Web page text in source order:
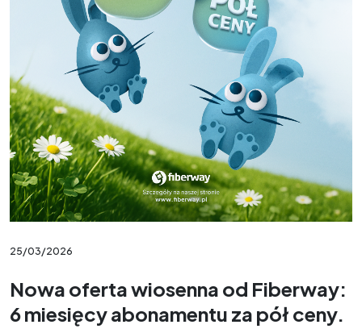
25/03/2026
Nowa oferta wiosenna od Fiberway:
6 miesięcy abonamentu za pół ceny.